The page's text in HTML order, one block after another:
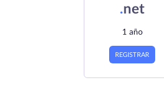
.net
1 año
REGISTRAR